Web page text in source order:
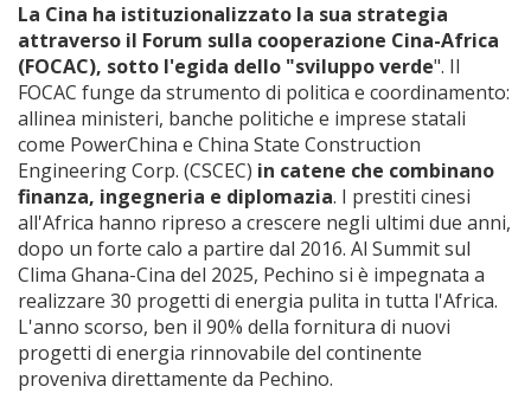
La Cina ha istituzionalizzato la sua strategia
attraverso il Forum sulla cooperazione Cina-Africa
(FOCAC), sotto l'egida dello "sviluppo verde". Il
FOCAC funge da strumento di politica e coordinamento:
allinea ministeri, banche politiche e imprese statali
come PowerChina e China State Construction
Engineering Corp. (CSCEC) in catene che combinano
finanza, ingegneria e diplomazia. I prestiti cinesi
all'Africa hanno ripreso a crescere negli ultimi due anni,
dopo un forte calo a partire dal 2016. Al Summit sul
Clima Ghana-Cina del 2025, Pechino si è impegnata a
realizzare 30 progetti di energia pulita in tutta l'Africa.
L'anno scorso, ben il 90% della fornitura di nuovi
progetti di energia rinnovabile del continente
proveniva direttamente da Pechino.